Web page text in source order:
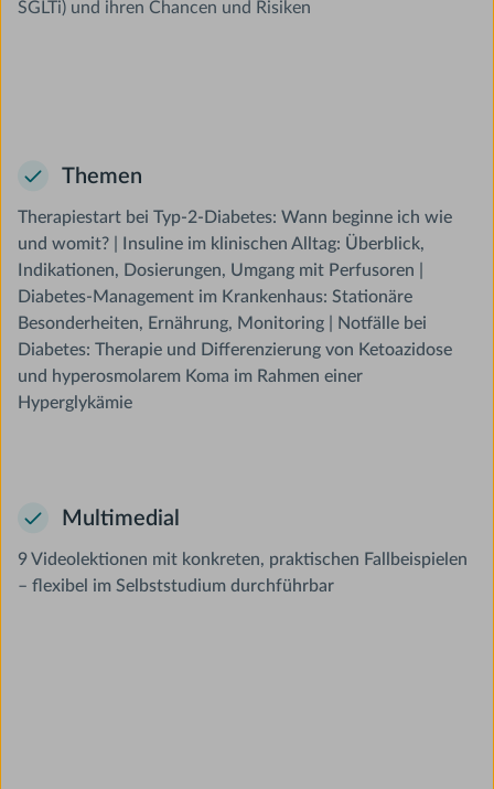
SGLTi) und ihren Chancen und Risiken
Themen
Therapiestart bei Typ-2-Diabetes: Wann beginne ich wie
und womit? | Insuline im klinischen Alltag: Überblick,
Indikationen, Dosierungen, Umgang mit Perfusoren |
Diabetes-Management im Krankenhaus: Stationäre
Besonderheiten, Ernährung, Monitoring | Notfälle bei
Diabetes: Therapie und Differenzierung von Ketoazidose
und hyperosmolarem Koma im Rahmen einer
Hyperglykämie
Multimedial
9 Videolektionen mit konkreten, praktischen Fallbeispielen
– flexibel im Selbststudium durchführbar